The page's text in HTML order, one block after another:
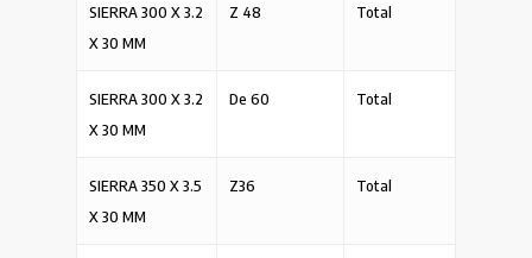
SIERRA 300 X 3.2
X 30 MM
Z 48 Total
SIERRA 300 X 3.2
X 30 MM
De 60 Total
SIERRA 350 X 3.5
X 30 MM
Z36 Total